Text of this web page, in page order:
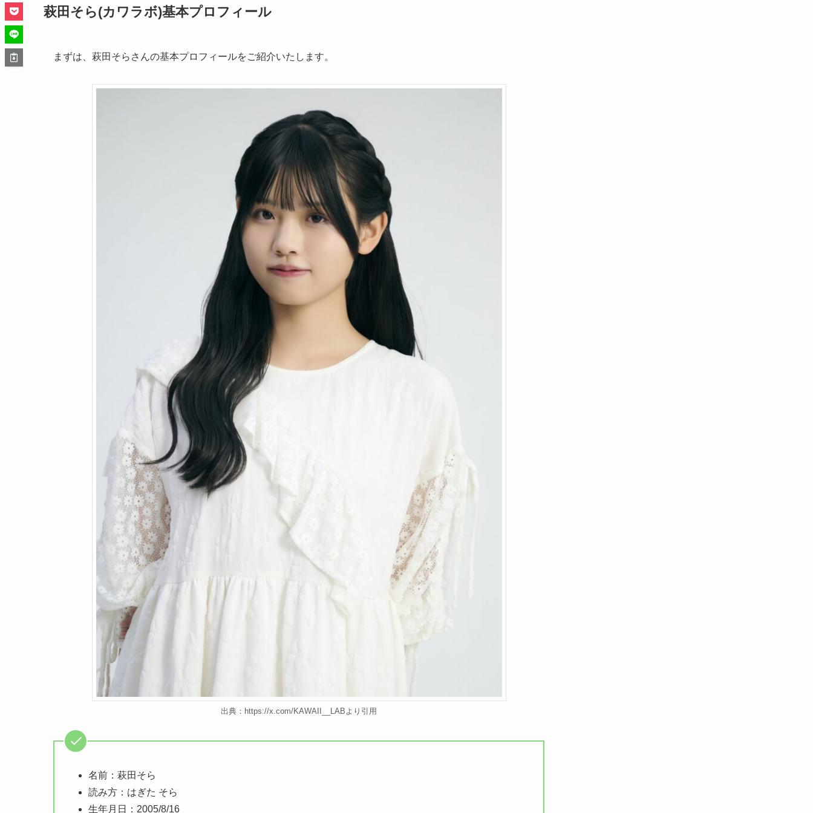
萩田そら(カワラボ)基本プロフィール
まずは、萩田そらさんの基本プロフィールをご紹介いたします。
出典：https://x.com/KAWAII__LABより引用
名前：萩田そら
読み方：はぎた そら
生年月日：2005/8/16